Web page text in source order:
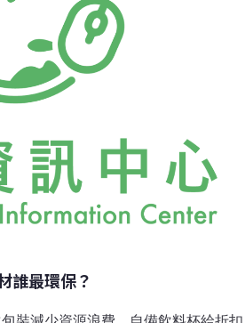
誰最環保？